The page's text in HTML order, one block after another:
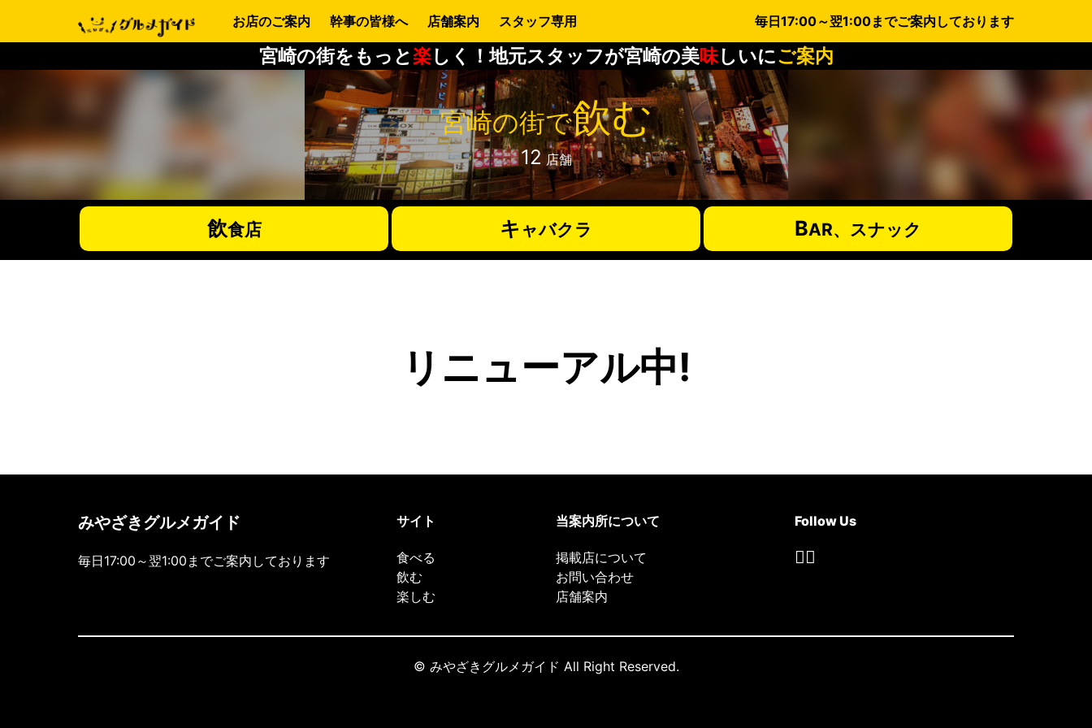
お店のご案内 幹事の皆様へ 店舗案内 スタッフ専用 毎日17:00～翌1:00までご案内しております
宮崎の街をもっと楽しく！地元スタッフが宮崎の美味しいにご案内
宮崎の街で飲む
12 店舗
飲食店 キ ャバクラ BAR、スナック
リニューアル中!
みやざきグルメガイド
毎日17:00～翌1:00までご案内しております
サイト
食べる
飲む
楽しむ
当案内所について
掲載店について
お問い合わせ
店舗案内
Follow Us
© みやざきグルメガイド All Right Reserved.